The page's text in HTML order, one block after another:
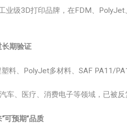
业级3D打印品牌，在FDM、
期验证
料、PolyJet多材料、SAF PA11/
车、医疗、消费电子等领域，已被反
可预期”品质